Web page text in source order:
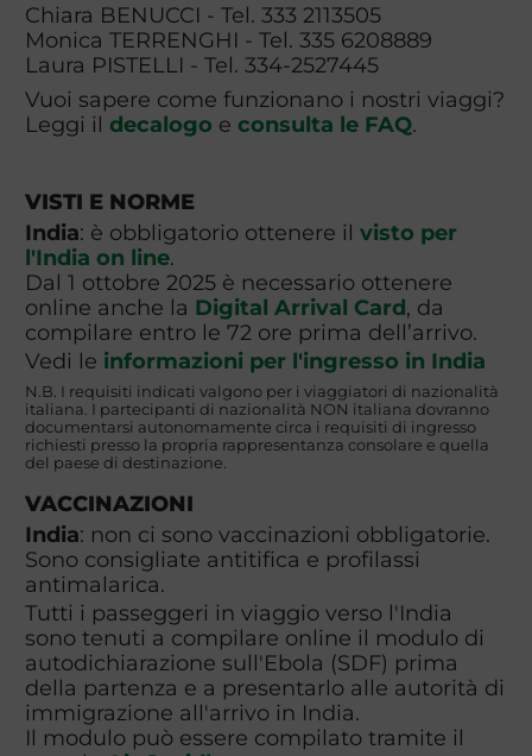
Chiara BENUCCI - Tel. 333 2113505
Monica TERRENGHI - Tel. 335 6208889
Laura PISTELLI - Tel. 334-2527445
Vuoi sapere come funzionano i nostri viaggi?
Leggi il decalogo e consulta le FAQ.
VISTI E NORME
India: è obbligatorio ottenere il visto per
l'India on line.
Dal 1 ottobre 2025 è necessario ottenere
online anche la Digital Arrival Card, da
compilare entro le 72 ore prima dell’arrivo.
Vedi le informazioni per l'ingresso in India
N.B. I requisiti indicati valgono per i viaggiatori di nazionalità
italiana. I partecipanti di nazionalità NON italiana dovranno
documentarsi autonomamente circa i requisiti di ingresso
richiesti presso la propria rappresentanza consolare e quella
del paese di destinazione.
VACCINAZIONI
India: non ci sono vaccinazioni obbligatorie.
Sono consigliate antitifica e profilassi
antimalarica.
Tutti i passeggeri in viaggio verso l'India
sono tenuti a compilare online il modulo di
autodichiarazione sull'Ebola (SDF) prima
della partenza e a presentarlo alle autorità di
immigrazione all'arrivo in India.
Il modulo può essere compilato tramite il